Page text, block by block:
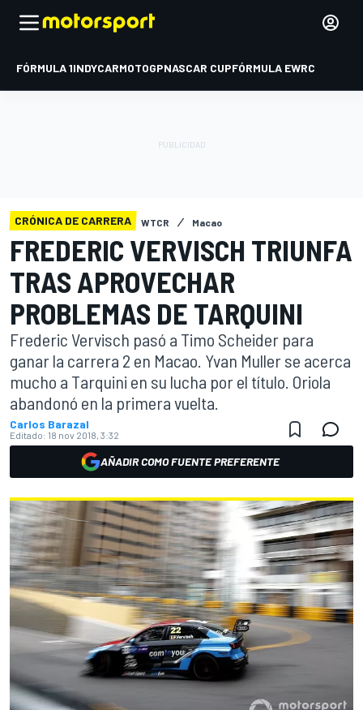
FÓRMULA 1INDYCARMOTOGPNASCAR CUPFÓRMULA EWRC
CRÓNICA DE CARRERA WTCR Macao
FREDERIC VERVISCH TRIUNFA
TRAS APROVECHAR
PROBLEMAS DE TARQUINI
Frederic Vervisch pasó a Timo Scheider para
ganar la carrera 2 en Macao. Yvan Muller se acerca
mucho a Tarquini en su lucha por el título. Oriola
abandonó en la primera vuelta.
Carlos Barazal
Editado: 18 nov 2018, 3:32
AÑADIR COMO FUENTE PREFERENTE